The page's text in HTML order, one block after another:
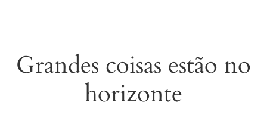
Grandes coisas estão no
horizonte